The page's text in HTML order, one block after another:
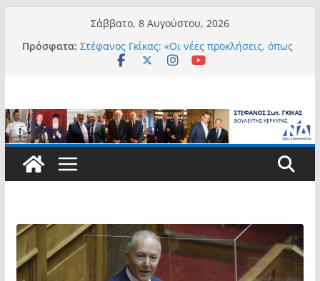
περιεχόμενο
Σάββατο, 8 Αυγούστου, 2026
Πρόσφατα: Στέφανος Γκίκας: «Οι νέες προκλήσεις, όπως
η τεχνητή νοημοσύνη, η κλιματική κρίση, η
απαντήσεις»
Στέφανος Γκίκας:
Στέφανος Γκίκας:
Στέφανος Γκίκας: «Η πρωτοβουλία “Smart
καθημερινότητάς τους»
Στέφανος Γκίκας: «Καλωσορίζω θερμά τους
911 νέους φοιτητές που επέλεξαν τα 6
Τμήματα της Κέρκυρας για τις σπουδές